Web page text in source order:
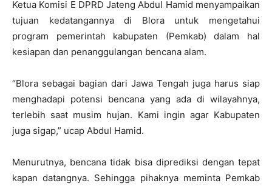
Ketua Komisi E DPRD Jateng Abdul Hamid menyampaikan
tujuan kedatangannya di Blora untuk mengetahui
program pemerintah kabupaten (Pemkab) dalam hal
kesiapan dan penanggulangan bencana alam.
“Blora sebagai bagian dari Jawa Tengah juga harus siap
menghadapi potensi bencana yang ada di wilayahnya,
terlebih saat musim hujan. Kami ingin agar Kabupaten
juga sigap,” ucap Abdul Hamid.
Menurutnya, bencana tidak bisa diprediksi dengan tepat
kapan datangnya. Sehingga pihaknya meminta Pemkab